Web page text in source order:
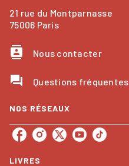
21 rue du Montparnasse
75006 Paris
contacts Nous contacter
question_answer Questions fréquentes
NOS RÉSEAUX
LIVRES